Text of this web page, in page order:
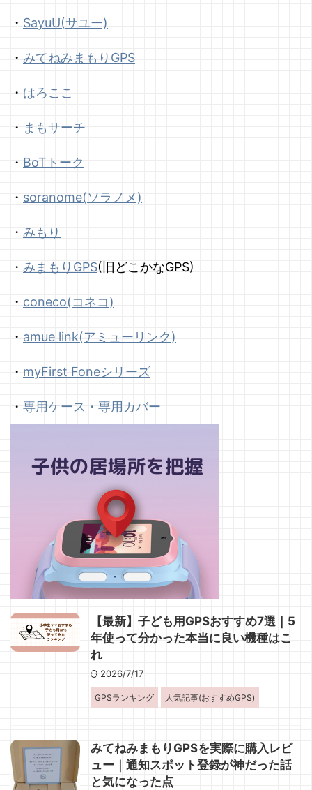
・ SayuU(サユー)
・ みてねみまもりGPS
・ はろここ
・ まもサーチ
・ BoTトーク
・ soranome(ソラノメ)
・ みもり
・ みまもりGPS(旧どこかなGPS)
・ coneco(コネコ)
・ amue link(アミューリンク)
・ myFirst Foneシリーズ
・ 専用ケース・専用カバー
【最新】子ども用GPSおすすめ7選｜5
年使って分かった本当に良い機種はこ
れ
2026/7/17
GPSランキング 人気記事(おすすめGPS)
みてねみまもりGPSを実際に購入レビ
ュー｜通知スポット登録が神だった話
と気になった点